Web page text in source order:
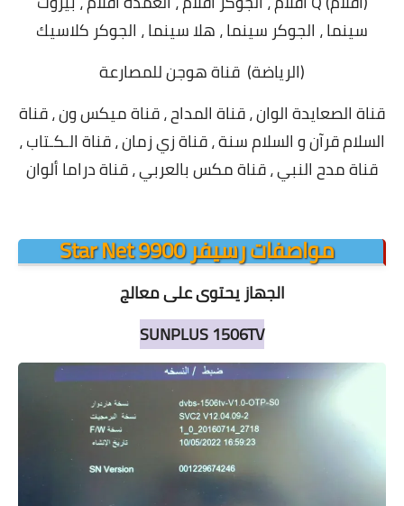
سينما ، الجوكر سينما ، هلا سينما ، الجوكر كلاسيك
(الرياضة) قناة هوجن للمصارعة
قناة الصعايدة الوان ، قناة المداح ، قناة ميكس ون ، قناة
السلام قرآن و السلام سنة ، قناة زي زمان ، قناة الـكـتاب ،
قناة مدح النبي ، قناة مكس بالعربي ، قناة دراما ألوان
مواصفات رسيفر Star Net 9900
الجهاز يحتوى على معالج
SUNPLUS1506TV